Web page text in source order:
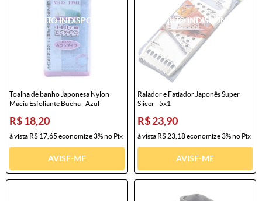
Toalha de banho Japonesa Nylon
Macia Esfoliante Bucha - Azul
R$ 18,20
à vista R$ 17,65 economize3%no Pix
AVISE-ME
Ralador e Fatiador Japonês Super
Slicer - 5x1
R$ 23,90
à vista R$ 23,18economize3%no Pix
AVISE-ME